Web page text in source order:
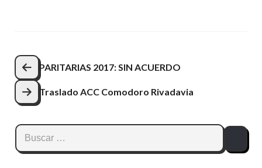
Navegación
de
entradas
PARITARIAS 2017: SIN ACUERDO
Traslado ACC Comodoro Rivadavia
Buscar: